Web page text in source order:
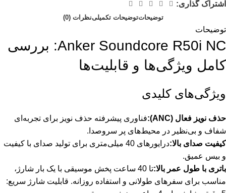
اشتراک گذاری:
توضیحاتتوضیحات تکمیلینظرات (0)
توضیحات
Anker Soundcore R50i NC: بررسی
کامل ویژگی‌ها و قابلیت‌ها
ویژگی‌های کلیدی
حذف نویز فعال (ANC):
فناوری پیشرفته حذف نویز برای تجربه‌ای
شفاف و بی‌نظیر در محیط‌های پر سروصدا.
کیفیت صدای بالا:
درایورهای 40 میلی‌متری برای تولید صدای با کیفیت
و بیس عمیق.
باتری با طول عمر بالا:
تا 40 ساعت پخش موسیقی با یک بار شارژ،
مناسب برای سفرهای طولانی و استفاده روزانه. قابلیت شارژ سریع: